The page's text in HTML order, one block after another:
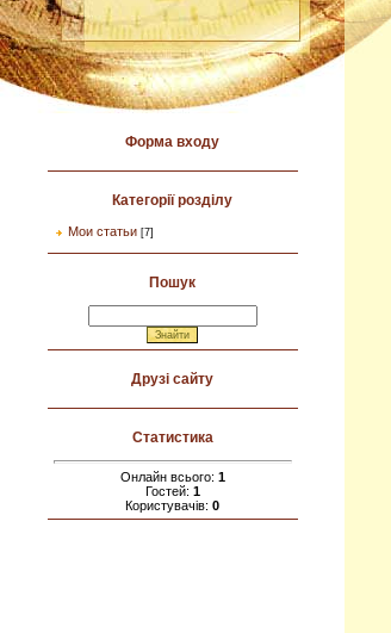
Форма входу
Категорії розділу
Мои статьи [7]
Пошук
Друзі сайту
Статистика
Онлайн всього: 1
Гостей: 1
Користувачів: 0